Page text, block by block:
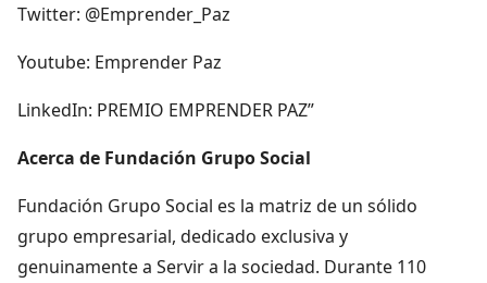
Twitter: @Emprender_Paz
Youtube: Emprender Paz
LinkedIn: PREMIO EMPRENDER PAZ”
Acerca de Fundación Grupo Social
Fundación Grupo Social es la matriz de un sólido
grupo empresarial, dedicado exclusiva y
genuinamente a Servir a la sociedad. Durante 110